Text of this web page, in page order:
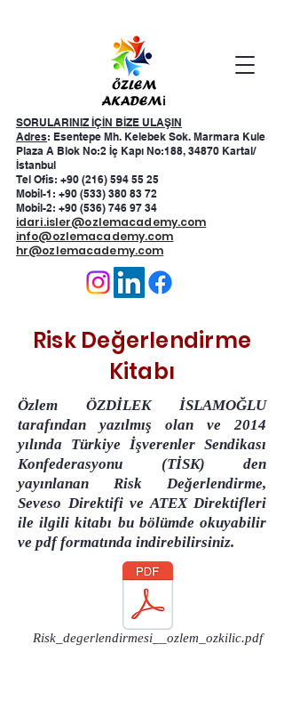
SORULARINIZ İÇİN BİZE ULAŞIN
Adres: Esentepe Mh. Kelebek Sok. Marmara Kule
Plaza A Blok No:2 İç Kapı No:188, 34870 Kartal/
İstanbul
Tel Ofis: +90 (216) 594 55 25
Mobil-1: +90 (533) 380 83 72
Mobil-2: +90 (536) 746 97 34
idari.isler@ozlemacademy.com
info@ozlemacademy.com
hr@ozlemacademy.com
Risk Değerlendirme
Kitabı
Özlem ÖZDİLEK İSLAMOĞLU
tarafından yazılmış olan ve 2014
yılında Türkiye İşverenler Sendikası
Konfederasyonu (TİSK) den
yayınlanan Risk Değerlendirme,
Seveso Direktifi ve ATEX Direktifleri
ile ilgili kitabı bu bölümde okuyabilir
ve pdf formatında indirebilirsiniz.
Risk_degerlendirmesi__ozlem_ozkilic.pdf